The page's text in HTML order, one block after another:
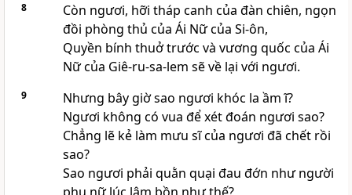
8
Còn ngươi, hỡi tháp canh của đàn chiên, ngọn
đồi phòng thủ của Ái Nữ của Si-ôn,
Quyền bính thuở trước và vương quốc của Ái
Nữ của Giê-ru-sa-lem sẽ về lại với ngươi.
9
Nhưng bây giờ sao ngươi khóc la ầm ĩ?
Ngươi không có vua để xét đoán ngươi sao?
Chẳng lẽ kẻ làm mưu sĩ của ngươi đã chết rồi
sao?
Sao ngươi phải quằn quại đau đớn như người